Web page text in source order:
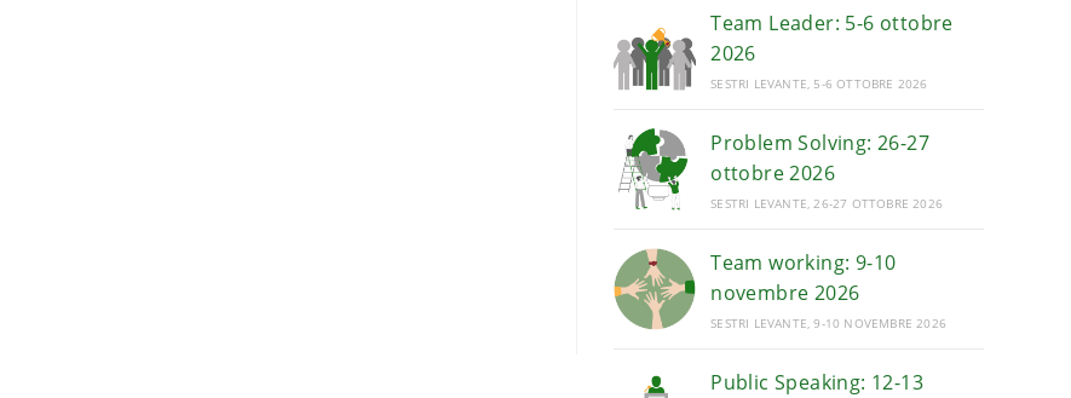
Team Leader: 5-6 ottobre
2026
SESTRI LEVANTE, 5-6 OTTOBRE 2026
Problem Solving: 26-27
ottobre 2026
SESTRI LEVANTE, 26-27 OTTOBRE 2026
Team working: 9-10
novembre 2026
SESTRI LEVANTE, 9-10 NOVEMBRE 2026
Public Speaking: 12-13